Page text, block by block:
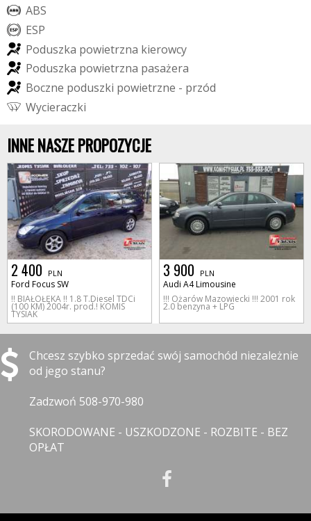
ABS
ESP
Poduszka powietrzna kierowcy
Poduszka powietrzna pasażera
Boczne poduszki powietrzne - przód
Wycieraczki
INNE NASZE PROPOZYCJE
2 400 PLN
Ford Focus SW
!! BIAŁOŁĘKA !! 1.8 T.Diesel TDCi
(100 KM) 2004r. prod.! KOMIS
TYSIAK
3 900 PLN
Audi A4 Limousine
!!! Ożarów Mazowiecki !!! 2001 rok
2.0 benzyna + LPG
Chcesz szybko sprzedać swój samochód niezależnie
od jego stanu?
Zadzwoń 508-970-980
SKORODOWANE - USZKODZONE - ROZBITE - BEZ
OPŁAT